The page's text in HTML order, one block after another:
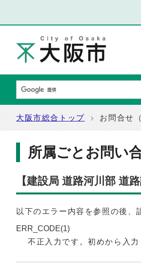
大阪市総合トップ お問合せ
所属ごとお問い
【建設局 道路河川部 道
以下のエラー内容を参照の後、
ERR_CODE(1)
不正入力です。初めから入力